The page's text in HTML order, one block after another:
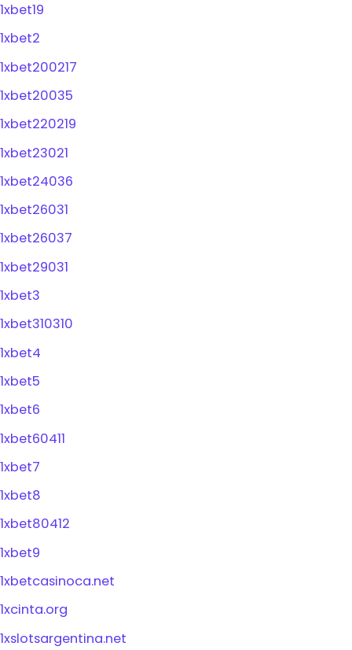
1xbet19
1xbet2
1xbet200217
1xbet20035
1xbet220219
1xbet23021
1xbet24036
1xbet26031
1xbet26037
1xbet29031
1xbet3
1xbet310310
1xbet4
1xbet5
1xbet6
1xbet60411
1xbet7
1xbet8
1xbet80412
1xbet9
1xbetcasinoca.net
1xcinta.org
1xslotsargentina.net